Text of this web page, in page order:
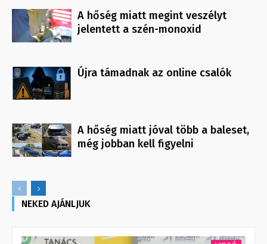
A hőség miatt megint veszélyt
jelentett a szén-monoxid
Újra támadnak az online csalók
A hőség miatt jóval több a baleset,
még jobban kell figyelni
NEKED AJÁNLJUK